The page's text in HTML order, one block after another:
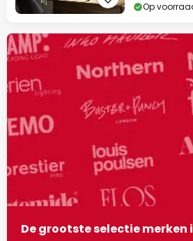
Op
De grootste selectie merken